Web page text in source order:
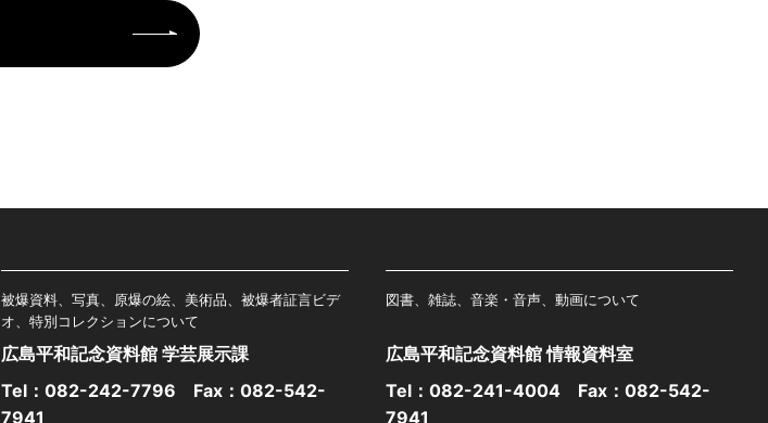
被爆資料、写真、原爆の絵、美術品、被爆者証言ビデ
オ、特別コレクションについて
広島平和記念資料館 学芸展示課
Tel： 082-242-7796 Fax：082-542-
7941
図書、雑誌、音楽・音声、動画について
広島平和記念資料館 情報資料室
Tel： 082-241-4004 Fax：082-542-
7941